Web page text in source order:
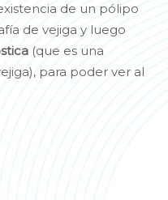
de un pólipo
de vejiga y luego
(que es una
para poder ver al